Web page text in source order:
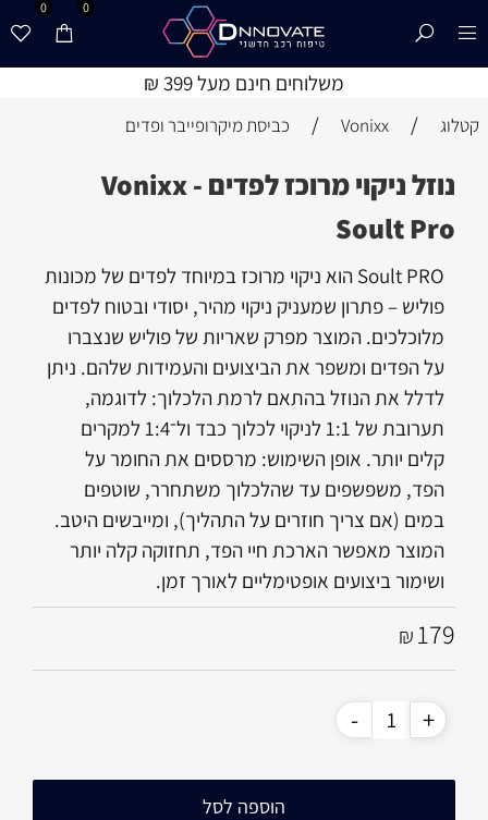
משלוחים חינם מעל 399 ₪
0 0
קטלוג /
Vonixx
/ כביסת מיקרופייבר ופדים
נוזל ניקוי מרוכז לפדים - Vonixx
Soult Pro
Soult PRO הוא ניקוי מרוכז במיוחד לפדים של מכונות
פוליש – פתרון שמעניק ניקוי מהיר, יסודי ובטוח לפדים
מלוכלכים. המוצר מפרק שאריות של פוליש שנצברו
על הפדים ומשפר את הביצועים והעמידות שלהם. ניתן
לדלל את הנוזל בהתאם לרמת הלכלוך: לדוגמה,
תערובת של 1:1 לניקוי לכלוך כבד ול־1:4 למקרים
קלים יותר. אופן השימוש: מרססים את החומר על
הפד, משפשפים עד שהלכלוך משתחרר, שוטפים
במים (אם צריך חוזרים על התהליך), ומייבשים היטב.
המוצר מאפשר הארכת חיי הפד, תחזוקה קלה יותר
ושימור ביצועים אופטימליים לאורך זמן.
₪179
הוספה לסל